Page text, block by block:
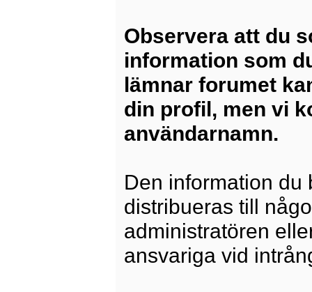
Observera att du
information som
lämnar forumet
din profil, men vi
användarnamn.
Den information du
distribueras till
administratören
ansvariga vid